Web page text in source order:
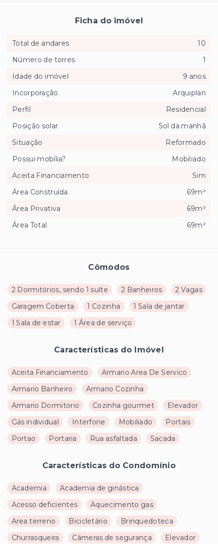
Cômodos
2 Dormitórios, sendo 1 suíte 2 Banheiros
2 Vagas
Garagem Coberta
1 Cozinha
1 Sala de jantar
1 Sala de estar
1 Área de serviço
Características do Imóvel
Aceita Financiamento
Armario Area De Servico
Armario Banheiro
Armario Cozinha
Armario Dormitorio
Cozinha gourmet
Elevador
Gás individual
Interfone Mobiliado
Portais
Portao
Portaria Rua asfaltada Sacada
Características do Condomínio
Academia
Academia de ginástica
Acesso deficientes
Aquecimento gas
Area terreno
Bicicletário
Brinquedoteca
Churrasqueira
Câmeras de segurança
Elevador
Ficha do imóvel
Total de andares
10
Número de torres
1
Idade do imóvel
9 anos
Incorporação
Arquiplan
Perfil
Residencial
Posição solar
Sol da manhã
Situação
Reformado
Possui mobília?
Mobiliado
Aceita Financiamento
Sim
Área Construída
69m²
Área Privativa
69m²
Área Total
69m²